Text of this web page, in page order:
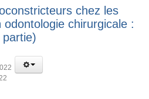
chez les
chirurgicale :